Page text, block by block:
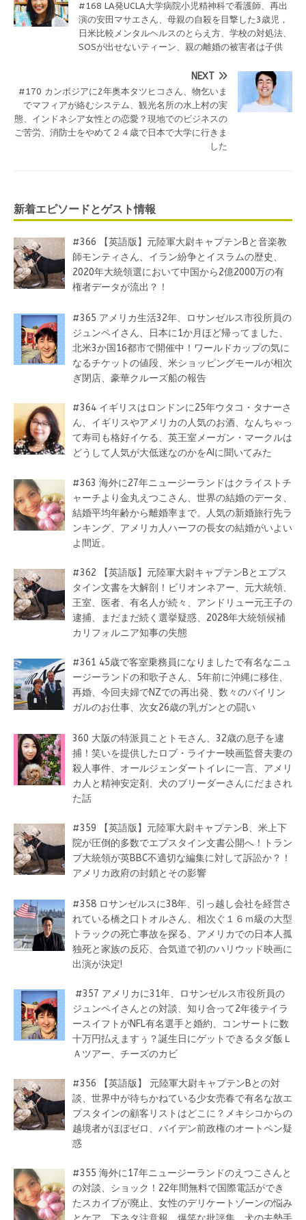
#168 LA発UCLA大学病院小児精神科で看護師、再出
演の安田マサエさん、母親の自殺を目撃した3歳児，
日米比較メンタルヘルスのとらえ方、学校の対処法、
SOSが出せないティーン、親の離婚の被害者は子供
NEXT
#170 カンボジアに2年奥本タツヒコさん、物乞いま
でマフィアが絡むシステム、観光名所の水上村の実
態、インドネシア女性との恋愛？現地でのビジネスの
ご苦労、消防士をやめて２４歳で日本で大学に行きま
した
新着エピソードとゲスト情報
#366 【英語版】元陸軍大尉キャプテンBと音楽教
師モンティさん、イラン紛争とイスラムの歴史、
2020年大統領選において中国から2億2000万の有
権者データが流出？！
#365 アメリカ生活32年、ロサンゼルス市役所員の
ジュンペイさん、日本に1か月ほど帰ってました、
北米3か国16都市で開催中！ワールドカップの気に
なるチケットの値段、米ショッピングモールが相次
ぎ閉店、豪華クルーズ船の報告
#364 イギリスはロンドンに25年ウタコ・タナーさ
ん、イギリスやアメリカの人気のお酒、なんちゃっ
て寿司も格好イケる、英王室メーガン・マークルは
どうして人気が大低迷なのかをAIに聞いてみた
#363 海外に27年ニュージーランドはクライストチ
ャーチより金丸えつこさん、世界の結婚のデータ、
結婚平均年齢から離婚率まで。人気の新婚旅行先ラ
ンキング、アメリカ人ハーフの長女の結婚がいよい
よ間近。
#362 【英語版】元陸軍大尉キャプテンBとエプス
タイン文書を大解剖！ビリオンネアー、元大統領、
王室、医者、有名人が続々、アンドリュー元王子の
逮捕、まだまだ続く選挙疑惑、2028年大統領候補
カリフォルニア知事の失態
#361 45歳で客室乗務員になりましたで有名なニュ
ージーランドの和歌子さん、5年前に沖縄に移住、
再婚、今回夫婦でNZでの再出発、数々のバイリン
ガルのお仕事、次女26歳の乳ガンとの闘い
360 大阪の特派員ことトモさん、32歳の息子を逮
捕！笑いを提供したロブ・ライナー映画監督夫妻の
殺人事件、オールジェンダートイレに一言、アメリ
カ人と精神安定剤、犬のブリーダーさんにだまされ
た話
#359 【英語版】元陸軍大尉キャプテンB、米上下
院が圧倒的多数でエプスタイン文書公開へ！トラン
プ大統領が英BBC不適切な編集に対して訴訟か？！
アメリカ政府の封鎖とその影響
#358 ロサンゼルスに38年、引っ越し会社を経営さ
れている橋之口トオルさん、相次ぐ１６ｍ級の大型
トラックの死亡事故を探る、アメリカでの日本人孤
独死と家族の反応、合気道で初のハリウッド映画に
出演が決定!
#357 アメリカに31年、ロサンゼルス市役所員の
ジュンペイさんとの対談、知り合って2年後テイラ
ースイフトがNFL有名選手と婚約、コンサートに数
十万円払えますぅ？誕生日にゲットできるタダ飯Ｌ
Ａツアー、チーズのカビ
#356 【英語版】 元陸軍大尉キャプテンBとの対
談、世界中が待ちかねている少女売春で有名な故エ
プスタインの顧客リストはどこに？メキシコからの
越境者がほぼゼロ、バイデン前政権のオートペン疑
惑
#355 海外に17年ニュージーランドのえつこさんと
の対談、ショック！22年間無料で国際電話ができ
たスカイプが廃止、女性のデリケートゾーンの悩み